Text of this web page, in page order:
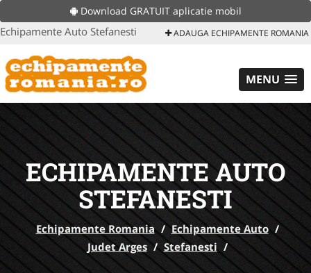
Download GRATUIT aplicatie mobil
Echipamente Auto Stefanesti ADAUGA ECHIPAMENTE ROMANIA
MENU
ECHIPAMENTE AUTO
STEFANESTI
Echipamente Romania / Echipamente Auto /
Judet Arges / Stefanesti /